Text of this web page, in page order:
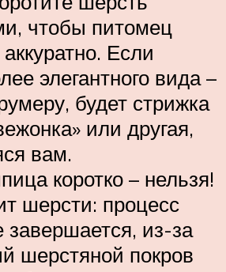
чтобы питомец
Если
элегантного вида –
будет стрижка
или другая,
вам.
коротко – нельзя!
шерсти: процесс
завершается, из-за
шерстяной покров